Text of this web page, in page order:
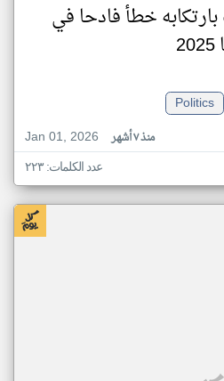
خطأ فادحا في
Politics
Jan 01, 2026
منذ ٧ أشهر
عدد الكلمات: ٢٢٣